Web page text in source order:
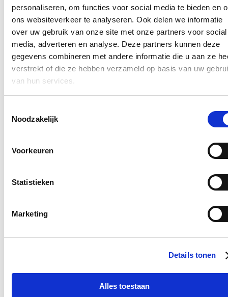
personaliseren, om functies voor social media te bieden en
ons websiteverkeer te analyseren. Ook delen we informatie
over uw gebruik van onze site met onze partners voor social
media, adverteren en analyse. Deze partners kunnen deze
gegevens combineren met andere informatie die u aan ze
verstrekt of die ze hebben verzameld op basis van uw
van hun services.
Noodzakelijk
Voorkeuren
Statistieken
Marketing
Details tonen
Alles toestaan
Klikhierom de privacyvoorwaarden te raadplegen
Veilige samenleving
Pakket aan maatregelen tegen georganiseerde
criminaliteit
De ministerraad heeft vandaag in eerste lezing een omvangrijk
pakket aan maatregelen van minister van Justitie en van de
georganiseerde criminaliteit verder op te voeren en om de veiligheid
van ons land te versterken. Het is ook een belangrijke stap om de
garanderen.
Versterkte aanpak phishing: politie en Justitie
Binnenlandse Zaken en Veiligheid Bernard Quintin scherpen samen
met het College van procureurs-generaal de aanpak van phishing